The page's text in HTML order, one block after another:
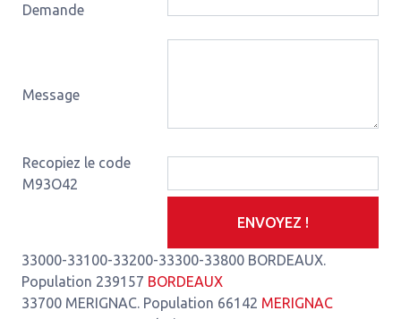
Demande
Message
Recopiez le code
M93O42
ENVOYEZ !
33000-33100-33200-33300-33800 BORDEAUX.
Population 239157 BORDEAUX
33700 MERIGNAC. Population 66142 MERIGNAC